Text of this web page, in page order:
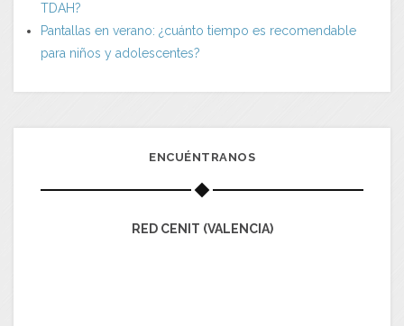
TDAH?
Pantallas en verano: ¿cuánto tiempo es recomendable
para niños y adolescentes?
ENCUÉNTRANOS
RED CENIT (VALENCIA)